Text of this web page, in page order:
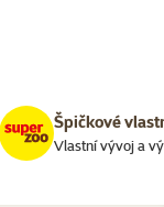
Špičkové
Vlastní vývoj a